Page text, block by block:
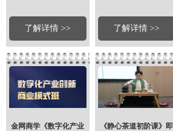
了解详情 >> 了解详情 >>
金网商学《数字化产业
《静心茶道初阶课》即